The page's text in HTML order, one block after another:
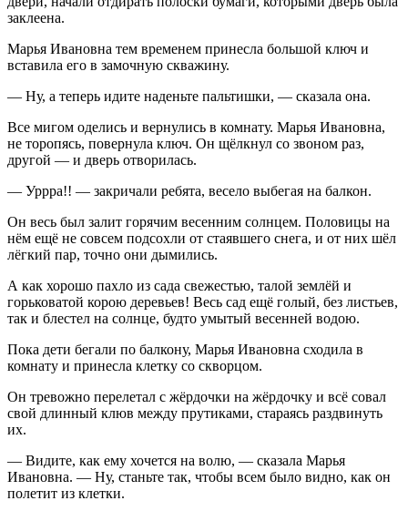
заклеена.
Марья Ивановна тем временем принесла большой ключ и
вставила его в замочную скважину.
— Ну, а теперь идите наденьте пальтишки, — сказала она.
Все мигом оделись и вернулись в комнату. Марья Ивановна,
не торопясь, повернула ключ. Он щёлкнул со звоном раз,
другой — и дверь отворилась.
— Уррра!! — закричали ребята, весело выбегая на балкон.
Он весь был залит горячим весенним солнцем. Половицы на
нём ещё не совсем подсохли от стаявшего снега, и от них шёл
лёгкий пар, точно они дымились.
А как хорошо пахло из сада свежестью, талой землёй и
горьковатой корою деревьев! Весь сад ещё голый, без листьев,
так и блестел на солнце, будто умытый весенней водою.
Пока дети бегали по балкону, Марья Ивановна сходила в
комнату и принесла клетку со скворцом.
Он тревожно перелетал с жёрдочки на жёрдочку и всё совал
свой длинный клюв между прутиками, стараясь раздвинуть
их.
— Видите, как ему хочется на волю, — сказала Марья
Ивановна. — Ну, станьте так, чтобы всем было видно, как он
полетит из клетки.